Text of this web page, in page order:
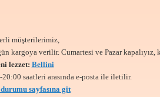
müşterilerimiz,
kargoya verilir. Cumartesi ve Pazar kapalıyız,
lezzet: Bellini
saatleri arasında e-posta ile iletilir.
sayfasına git